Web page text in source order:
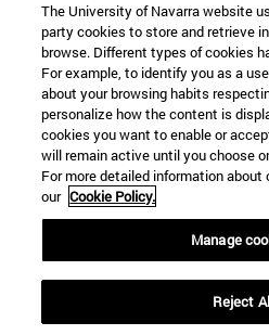
The University of Navarra website
party cookies to store and retrieve
browse. Different types of cookies
For example, to identify you as a
about your browsing habits
personalize how the content is
cookies you want to enable or
will remain active until you choose
For more detailed information
our Cookie Policy.
Manage
Reject